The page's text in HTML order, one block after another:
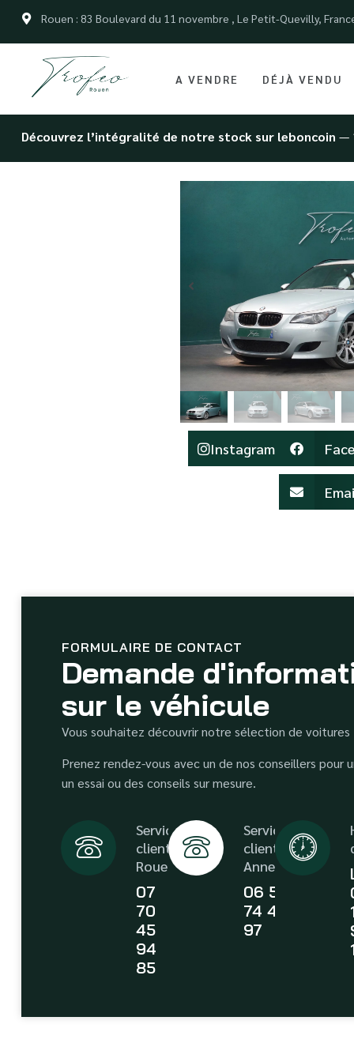
Rouen : 83 Boulevard du 11 novembre , Le Petit-Quevilly,
A VENDRE DÉJÀ VENDU
Découvrez l’intégralité de notre stock sur leboncoin —
Instagram
FORMULAIRE DE CONTACT
Demande
sur le véhicule
Vous souhaitez découvrir notre sélection de voitures
Prenez rendez-vous avec un de nos conseillers pour
un essai ou des conseils sur mesure.
Service
client
Rouen
07
70
45
94
85
Service
client
Annecy
06 58
74 43
97